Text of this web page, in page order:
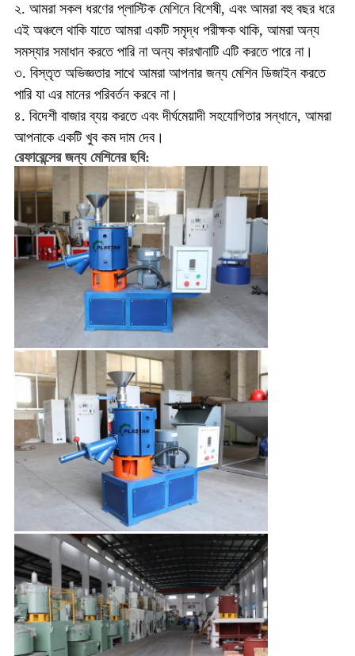
২. আমরা সকল ধরণের প্লাস্টিক মেশিনে বিশেষী, এবং আমরা বহু বছর ধরে
এই অঞ্চলে থাকি যাতে আমরা একটি সমৃদ্ধ পরীক্ষক থাকি, আমরা অন্য
সমস্যার সমাধান করতে পারি না অন্য কারখানাটি এটি করতে পারে না।
৩. বিস্তৃত অভিজ্ঞতার সাথে আমরা আপনার জন্য মেশিন ডিজাইন করতে
পারি যা এর মানের পরিবর্তন করবে না।
৪. বিদেশী বাজার ব্যয় করতে এবং দীর্ঘমেয়াদী সহযোগিতার সন্ধানে, আমরা
আপনাকে একটি খুব কম দাম দেব।
রেফারেন্সের জন্য মেশিনের ছবি: